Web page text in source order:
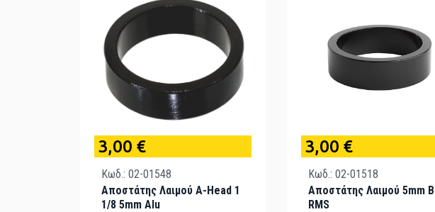
3,00 €
Κωδ.: 02-01548
Αποστάτης Λαιμού A-Head 1
1/8 5mm Alu
3,00 €
Κωδ.: 02-01518
Αποστάτης Λαιμού 5mm
RMS